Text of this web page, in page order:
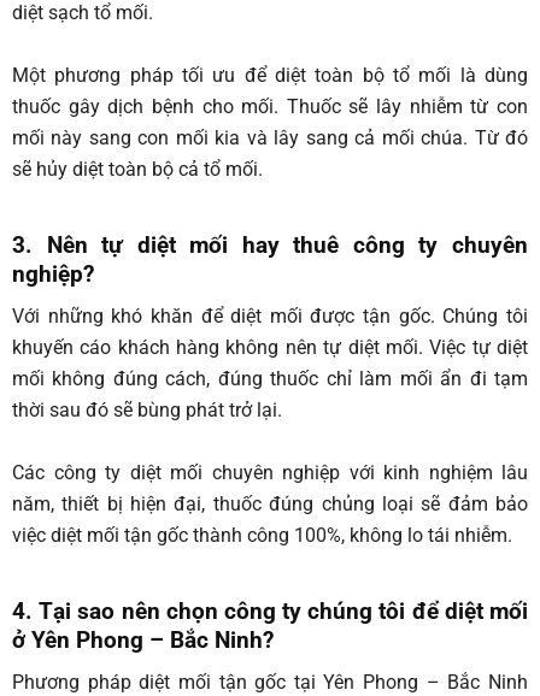
diệt sạch tổ mối.
Một phương pháp tối ưu để diệt toàn bộ tổ mối là dùng
thuốc gây dịch bệnh cho mối. Thuốc sẽ lây nhiễm từ con
mối này sang con mối kia và lây sang cả mối chúa. Từ đó
sẽ hủy diệt toàn bộ cả tổ mối.
3. Nên tự diệt mối hay thuê công ty chuyên
nghiệp?
Với những khó khăn để diệt mối được tận gốc. Chúng tôi
khuyến cáo khách hàng không nên tự diệt mối. Việc tự diệt
mối không đúng cách, đúng thuốc chỉ làm mối ẩn đi tạm
thời sau đó sẽ bùng phát trở lại.
Các công ty diệt mối chuyên nghiệp với kinh nghiệm lâu
năm, thiết bị hiện đại, thuốc đúng chủng loại sẽ đảm bảo
việc diệt mối tận gốc thành công 100%, không lo tái nhiễm.
4. Tại sao nên chọn công ty chúng tôi để diệt mối
ở Yên Phong – Bắc Ninh?
Phương pháp diệt mối tận gốc tại Yên Phong – Bắc Ninh